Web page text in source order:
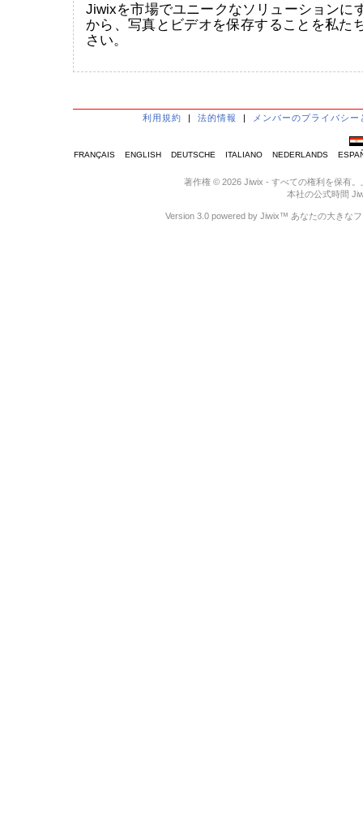
Jiwixを市場でユニークなソリューションに
から、写真とビデオを保存することを私た
さい。
利用規約 | 法的情報 | メンバーのプライバシ
FRANÇAIS ENGLISH DEUTSCHE ITALIANO NEDERLANDS
著作権 © 2026 Jiwix - すべての権利を保有
本社の公式時間
Version 3.0 powered by Jiwix™ あなたの大きな